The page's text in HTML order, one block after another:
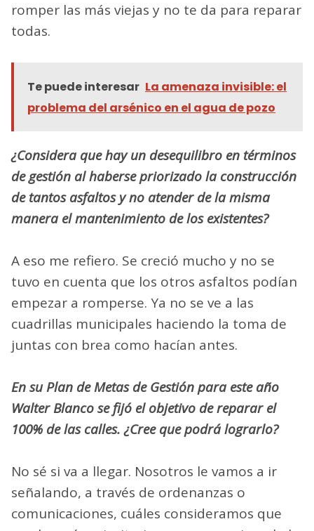
romper las más viejas y no te da para reparar
todas.
Te puede interesar La amenaza invisible: el
problema del arsénico en el agua de pozo
¿Considera que hay un desequilibro en términos
de gestión al haberse priorizado la construcción
de tantos asfaltos y no atender de la misma
manera el mantenimiento de los existentes?
A eso me refiero. Se creció mucho y no se
tuvo en cuenta que los otros asfaltos podían
empezar a romperse. Ya no se ve a las
cuadrillas municipales haciendo la toma de
juntas con brea como hacían antes.
En su Plan de Metas de Gestión para este año
Walter Blanco se fijó el objetivo de reparar el
100% de las calles. ¿Cree que podrá lograrlo?
No sé si va a llegar. Nosotros le vamos a ir
señalando, a través de ordenanzas o
comunicaciones, cuáles consideramos que